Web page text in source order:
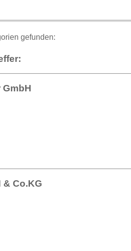
gefunden:
GmbH
& Co.KG